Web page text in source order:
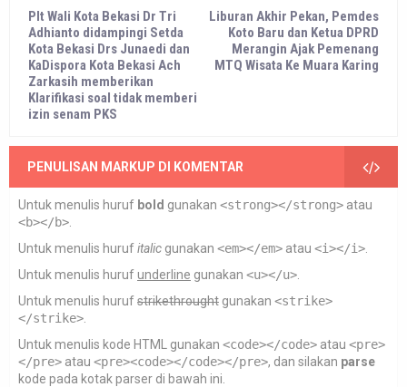
Plt Wali Kota Bekasi Dr Tri
Adhianto didampingi Setda
Kota Bekasi Drs Junaedi dan
KaDispora Kota Bekasi Ach
Zarkasih memberikan
Klarifikasi soal tidak memberi
izin senam PKS
Liburan Akhir Pekan, Pemdes
Koto Baru dan Ketua DPRD
Merangin Ajak Pemenang
MTQ Wisata Ke Muara Karing
PENULISAN MARKUP DI KOMENTAR
Untuk menulis huruf bold gunakan <strong></strong> atau
<b></b>
Untuk menulis hurufitalic gunakan <em></em> atau <i></i>
Untuk menulis hurufunderline gunakan <u></u>
Untuk menulis hurufstrikethrought gunakan <strike>
</strike>
Untuk menulis kode HTML gunakan <code></code> atau <pre>
</pre> atau <pre><code></code></pre>, dan silakan parse
kode pada kotak parser di bawah ini.